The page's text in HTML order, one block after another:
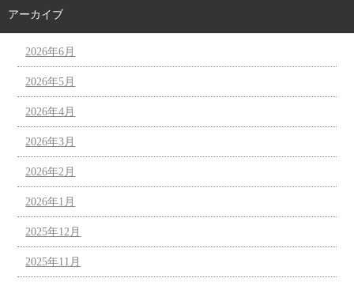
アーカイブ
2026年6月
2026年5月
2026年4月
2026年3月
2026年2月
2026年1月
2025年12月
2025年11月